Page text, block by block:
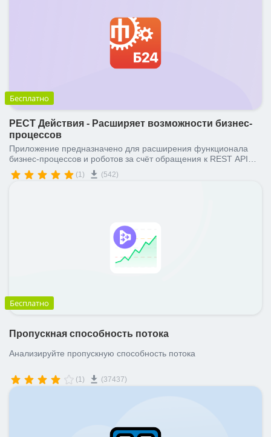
Бесплатно
РЕСТ Действия - Расширяет возможности бизнес-
процессов
Приложение предназначено для расширения функционала
бизнес-процессов и роботов за счёт обращения к REST API
Битрикс24.
(1) (542)
Бесплатно
Пропускная способность потока
Анализируйте пропускную способность потока
(1) (37437)